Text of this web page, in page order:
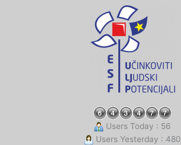
Users Today : 56
Users Yesterday : 480